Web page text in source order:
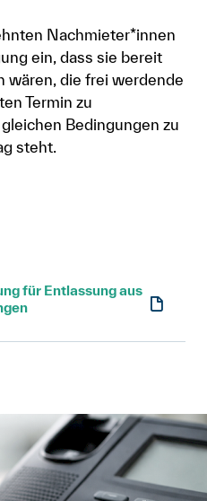
Nachmieter*innen
ein, dass sie bereit
wären, die frei werdende
Termin zu
Bedingungen zu
steht.
für Entlassung aus